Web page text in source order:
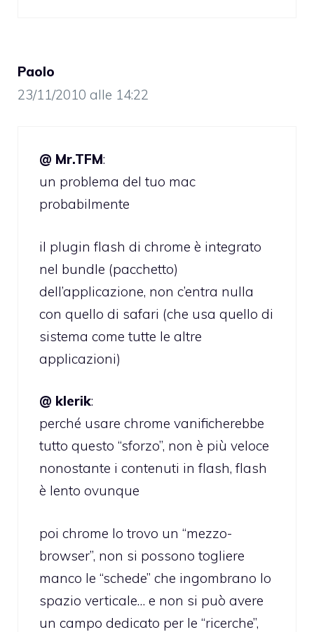
Paolo
23/11/2010 alle 14:22
@ Mr.TFM:
un problema del tuo mac
probabilmente
il plugin flash di chrome è integrato
nel bundle (pacchetto)
dell’applicazione, non c’entra nulla
con quello di safari (che usa quello di
sistema come tutte le altre
applicazioni)
@ klerik:
perché usare chrome vanificherebbe
tutto questo “sforzo”, non è più veloce
nonostante i contenuti in flash, flash
è lento ovunque
poi chrome lo trovo un “mezzo-
browser”, non si possono togliere
manco le “schede” che ingombrano lo
spazio verticale… e non si può avere
un campo dedicato per le “ricerche”,